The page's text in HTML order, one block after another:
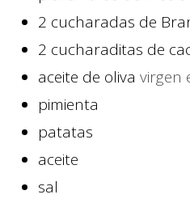
2 cucharadas de
2 cucharaditas de
aceite de oliva virgen
pimienta
patatas
aceite
sal